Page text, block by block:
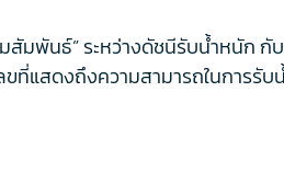
มพันธ์” ระหว่างดัชนีรับน้ำหนัก
ที่แสดงถึงความสามารถในการ